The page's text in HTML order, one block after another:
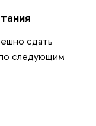
сдать
следующим